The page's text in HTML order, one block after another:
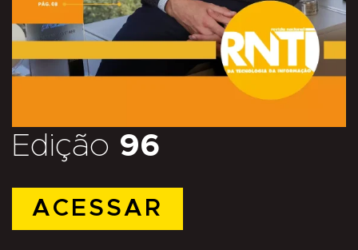
Edição 96
ACESSAR